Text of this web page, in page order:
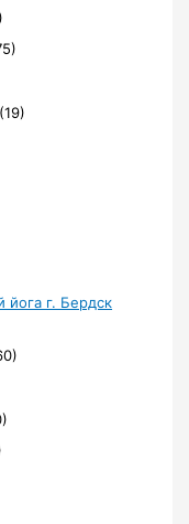
(19)
йога г. Бердск